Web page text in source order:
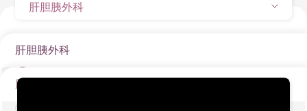
肝胆胰外科
肝胆胰外科
肝胆胰外科